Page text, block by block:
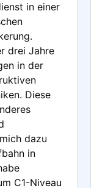
in einer
drei Jahre
in der
Diese
dazu
in
C1-Niveau